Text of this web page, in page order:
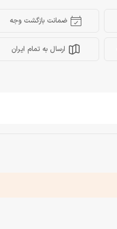
ضمانت بازگشت وجه
ارسال به تمام ایران